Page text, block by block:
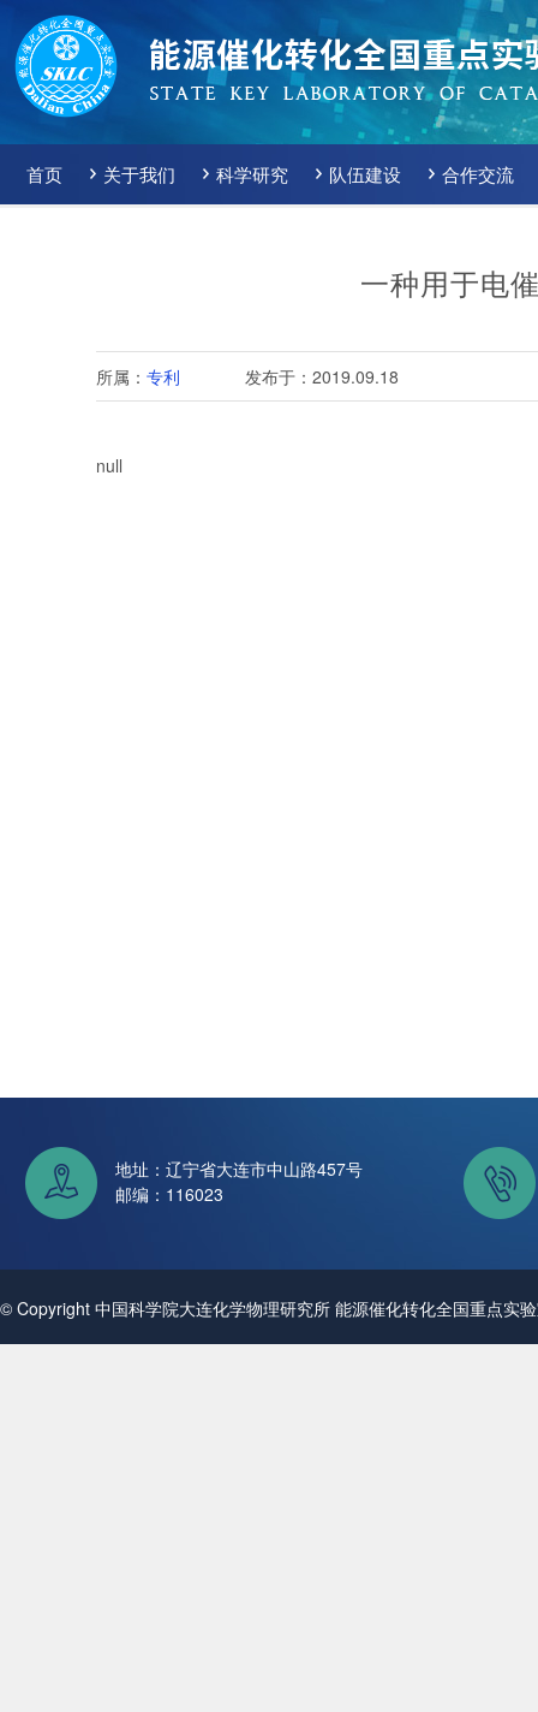
首页 关于我们 科学研究 队伍建设 合作交流
一种用于电
所属： 专利 发布于：2019.09.18
null
地址：辽宁省大连市中山路457号
邮编：116023
© Copyright 中国科学院大连化学物理研究所 能源催化转化全国重点实